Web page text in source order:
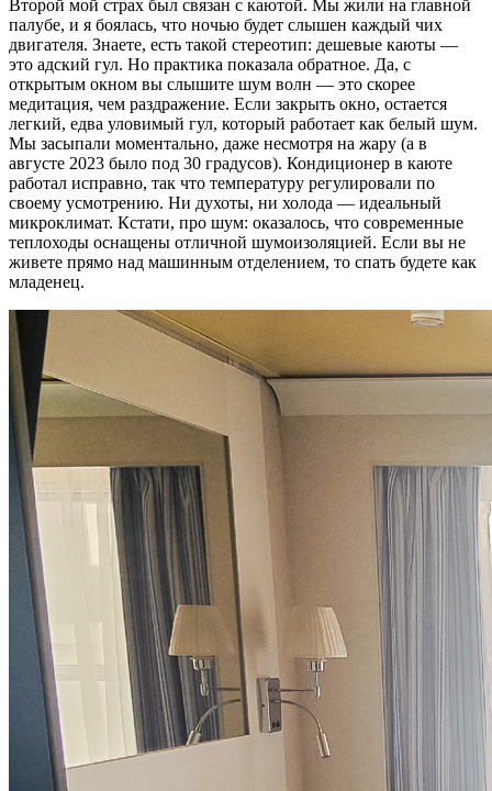
Второй мой страх был связан с каютой. Мы жили на главной
палубе, и я боялась, что ночью будет слышен каждый чих
двигателя. Знаете, есть такой стереотип: дешевые каюты —
это адский гул. Но практика показала обратное. Да, с
открытым окном вы слышите шум волн — это скорее
медитация, чем раздражение. Если закрыть окно, остается
легкий, едва уловимый гул, который работает как белый шум.
Мы засыпали моментально, даже несмотря на жару (а в
августе 2023 было под 30 градусов). Кондиционер в каюте
работал исправно, так что температуру регулировали по
своему усмотрению. Ни духоты, ни холода — идеальный
микроклимат. Кстати, про шум: оказалось, что современные
теплоходы оснащены отличной шумоизоляцией. Если вы не
живете прямо над машинным отделением, то спать будете как
младенец.